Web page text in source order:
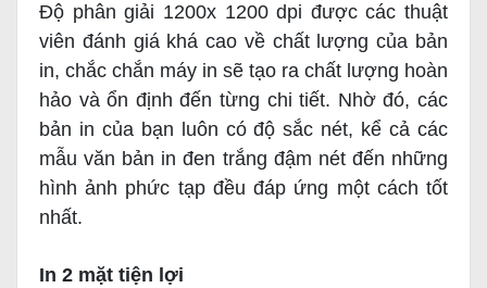
Độ phân giải 1200x 1200 dpi được các thuật
viên đánh giá khá cao về chất lượng của bản
in, chắc chắn máy in sẽ tạo ra chất lượng hoàn
hảo và ổn định đến từng chi tiết. Nhờ đó, các
bản in của bạn luôn có độ sắc nét, kể cả các
mẫu văn bản in đen trắng đậm nét đến những
hình ảnh phức tạp đều đáp ứng một cách tốt
nhất.
In 2 mặt tiện lợi